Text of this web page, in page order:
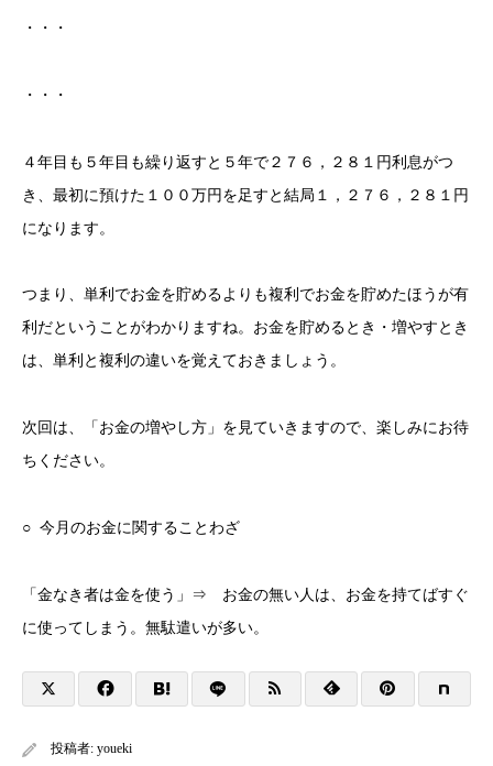
・・・
・・・
４年目も５年目も繰り返すと５年で２７６，２８１円利息がつ
き、最初に預けた１００万円を足すと結局１，２７６，２８１円
になります。
つまり、単利でお金を貯めるよりも複利でお金を貯めたほうが有
利だということがわかりますね。お金を貯めるとき・増やすとき
は、単利と複利の違いを覚えておきましょう。
次回は、「お金の増やし方」を見ていきますので、楽しみにお待
ちください。
○ 今月のお金に関することわざ
「金なき者は金を使う」⇒ お金の無い人は、お金を持てばすぐ
に使ってしまう。無駄遣いが多い。
投稿者: youeki